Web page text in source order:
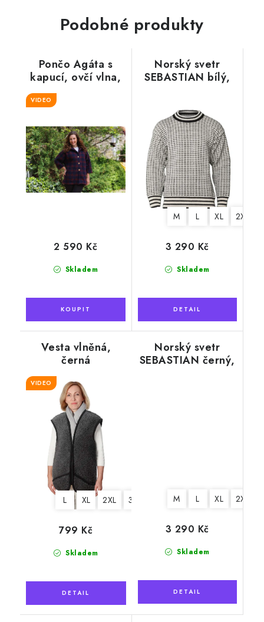
Podobné produkty
Pončo Agáta s
kapucí, ovčí vlna,
červené káro
VIDEO
Skladem
2 590 Kč
Norský svetr
SEBASTIAN bílý,
M L XL 2XL
Skladem
3 290 Kč
Vesta vlněná,
černá
VIDEO
L XL 2XL 3XL
Skladem
799 Kč
Norský svetr
SEBASTIAN černý,
M L XL 2XL
Skladem
3 290 Kč